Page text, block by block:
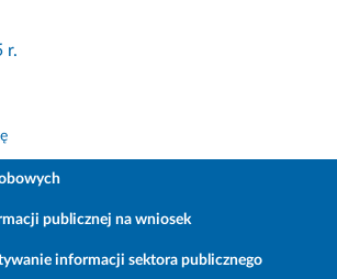
r.
publicznej na wniosek
informacji sektora publicznego